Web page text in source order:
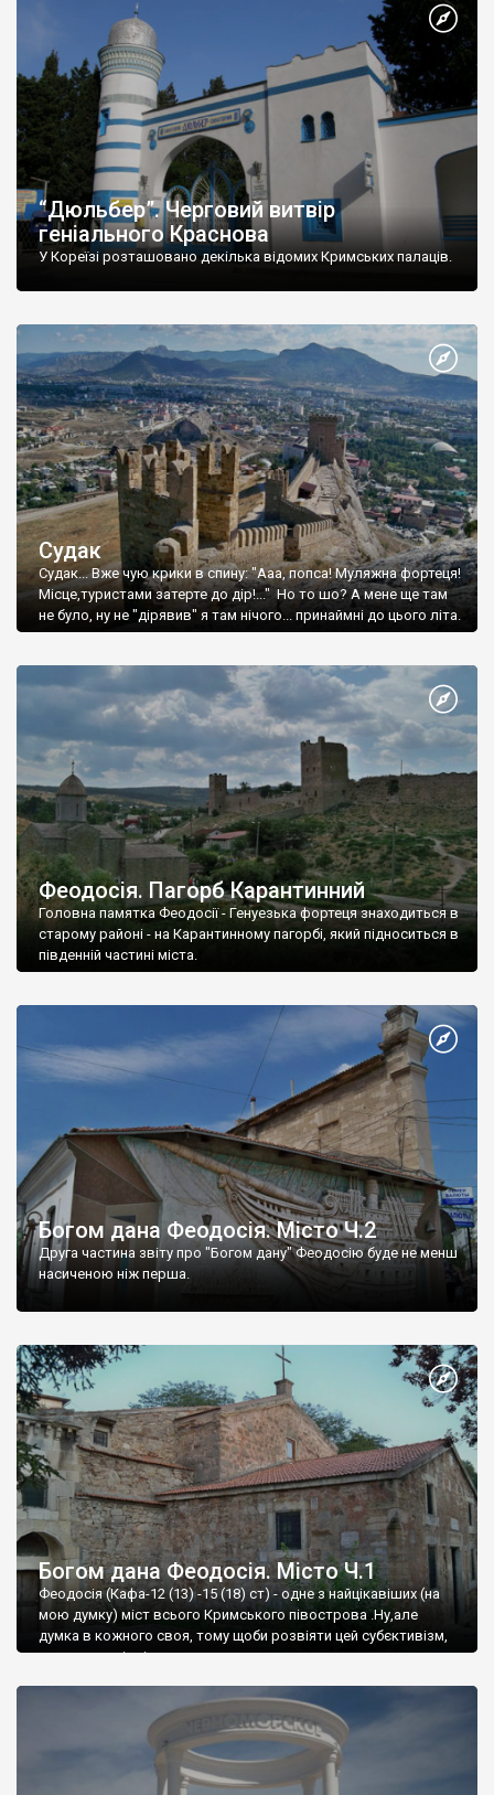
“Дюльбер”. Черговий витвір
геніального Краснова
У Кореїзі розташовано декілька відомих Кримських палаців.
Судак
Судак... Вже чую крики в спину: "Ааа, попса! Муляжна фортеця!
Місце,туристами затерте до дір!..." Но то шо? А мене ще там
не було, ну не "дірявив" я там нічого... принаймні до цього літа.
Феодосія. Пагорб Карантинний
Головна памятка Феодосії - Генуезька фортеця знаходиться в
старому районі - на Карантинному пагорбі, який підноситься в
південній частині міста.
Богом дана Феодосія. Місто Ч.2
Друга частина звіту про "Богом дану" Феодосію буде не менш
насиченою ніж перша.
Богом дана Феодосія. Місто Ч.1
Феодосія (Кафа-12 (13) -15 (18) ст) - одне з найцікавіших (на
мою думку) міст всього Кримського півострова .Ну,але
думка в кожного своя, тому щоби розвіяти цей субєктивізм,
запрошую відвідати це